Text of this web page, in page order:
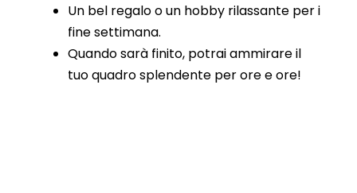
Un bel regalo o un hobby rilassante per i
fine settimana.
Quando sarà finito, potrai ammirare il
tuo quadro splendente per ore e ore!